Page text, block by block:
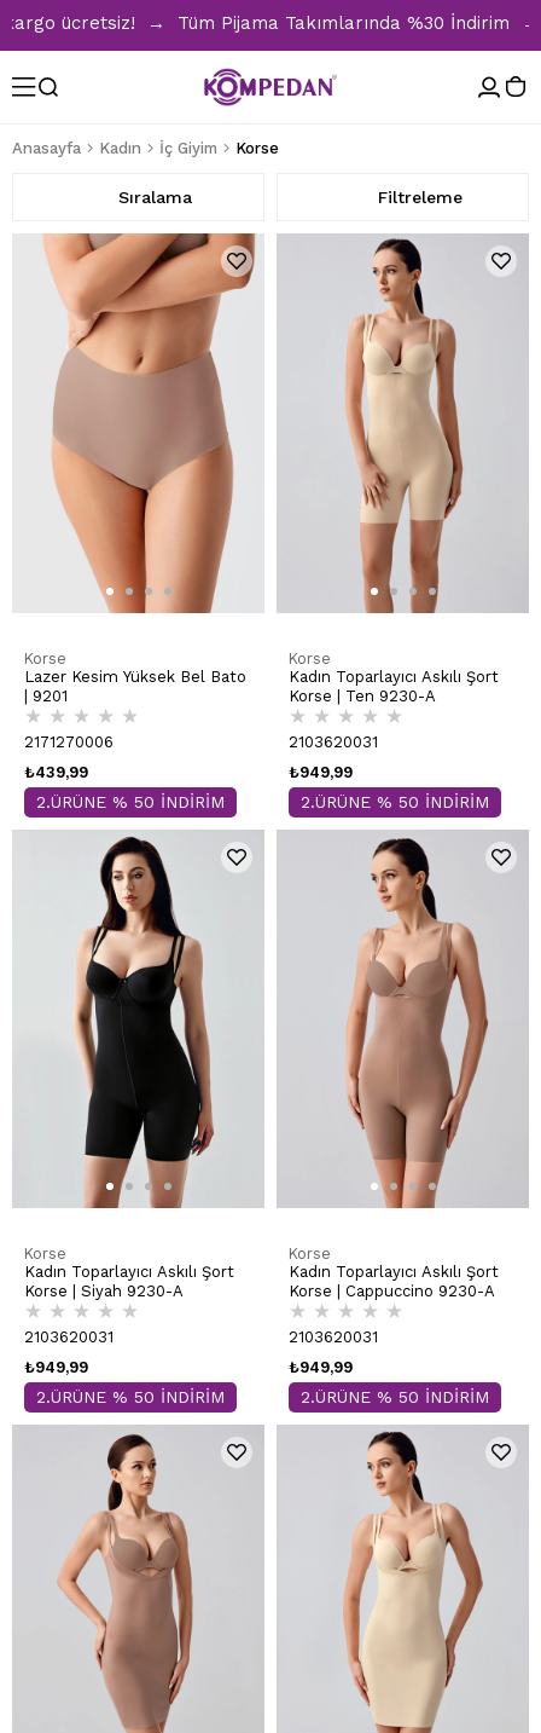
→ Tüm Pijama Takımlarında %30 İndirim → 1500 TL
Anasayfa Kadın İç Giyim Korse
Filtreleme
Sıralama
Korse
Lazer Kesim Yüksek Bel Bato
| 9201
★ ★ ★ ★ ★
2171270006
₺439,99
2.ÜRÜNE % 50 İNDİRİM
Korse
Kadın Toparlayıcı Askılı Şort
Korse | Ten 9230-A
★ ★ ★ ★ ★
2103620031
₺949,99
2.ÜRÜNE % 50 İNDİRİM
Korse
Kadın Toparlayıcı Askılı Şort
Korse | Siyah 9230-A
★ ★ ★ ★ ★
2103620031
₺949,99
2.ÜRÜNE % 50 İNDİRİM
Korse
Kadın Toparlayıcı Askılı Şort
Korse | Cappuccino 9230-A
★ ★ ★ ★ ★
2103620031
₺949,99
2.ÜRÜNE % 50 İNDİRİM